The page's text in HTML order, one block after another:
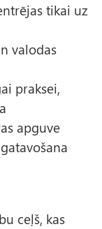
tikai uz
valodas
praksei,
apguve
ceļš, kas